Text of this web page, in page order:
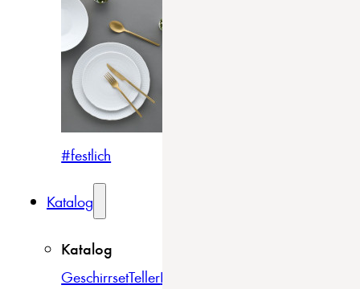
#festlich
Katalog
Katalog
GeschirrsetTellerBowls & Schüsseln